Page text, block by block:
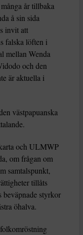
år tillbaka
å sin sida
invit att
falska löften i
mellan Wenda
och den
är aktuella i
västpapuanska
och ULMWP
om frågan om
samtalspunkt,
tillåts
beväpnade styrkor
öhalva.